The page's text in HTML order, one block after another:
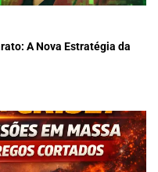
A Nova Estratégia da